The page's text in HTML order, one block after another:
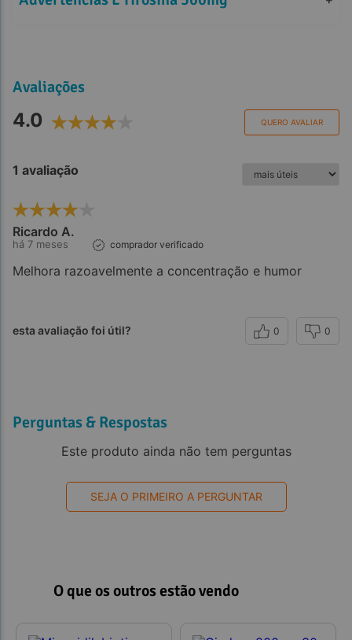
Avaliações
4.0 QUERO AVALIAR
1 avaliação
Ricardo A.
há 7 meses comprador verificado
Melhora razoavelmente a concentração e humor
esta avaliação foi útil? 0 0
Perguntas & Respostas
Este produto ainda não tem perguntas
SEJA O PRIMEIRO A PERGUNTAR
O que os outros estão vendo